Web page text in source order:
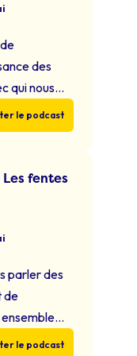
des
qui nous
ce premier
avec les
ses
du masque
le podcast
fentes
parler des
de
le podcast